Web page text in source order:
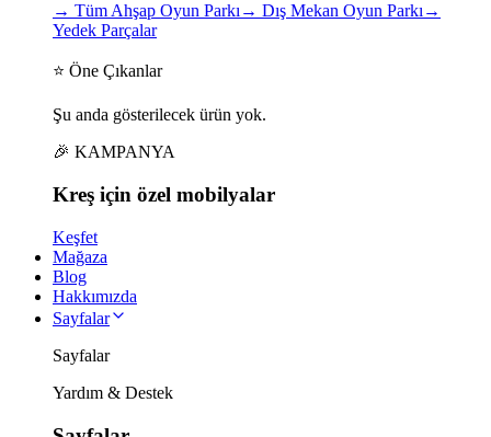
→ Tüm Ahşap Oyun Parkı→ Dış Mekan Oyun Parkı→
Yedek Parçalar
⭐ Öne Çıkanlar
Şu anda gösterilecek ürün yok.
🎉 KAMPANYA
Kreş için özel mobilyalar
Keşfet
Mağaza
Blog
Hakkımızda
Sayfalar
Sayfalar
Yardım & Destek